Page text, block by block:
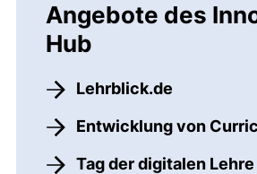
Angebote des
Hub
Lehrblick.de
Entwicklung von
Tag der digitalen Lehre